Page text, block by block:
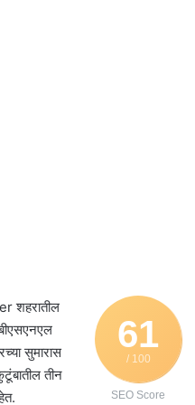
61
/ 100
SEO Score
शहरातील
सुमारास
तीन